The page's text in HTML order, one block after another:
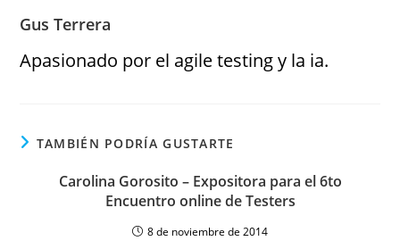
Gus Terrera
Apasionado por el agile testing y la ia.
TAMBIÉN PODRÍA GUSTARTE
Carolina Gorosito – Expositora para el 6to
Encuentro online de Testers
8 de noviembre de 2014